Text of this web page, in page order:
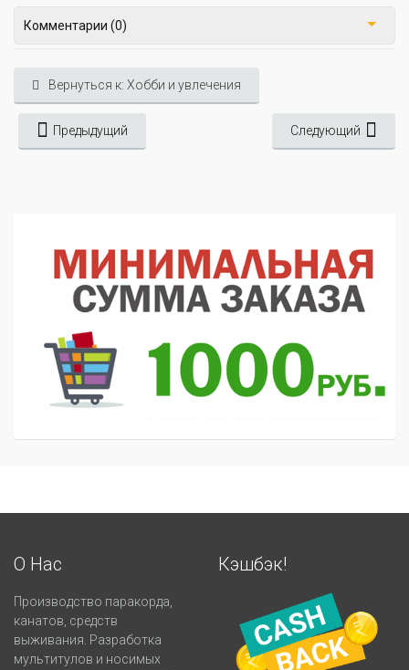
Комментарии (0)
Вернуться к: Хобби и увлечения
Предыдущий Следующий
О Нас
Производство паракорда,
канатов, средств
выживания. Разработка
мультитулов и носимых
Кэшбэк!